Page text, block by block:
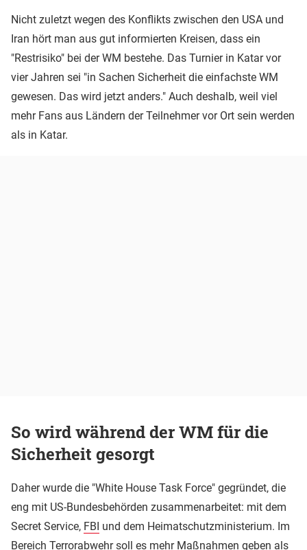
Nicht zuletzt wegen des Konflikts zwischen den USA und
Iran hört man aus gut informierten Kreisen, dass ein
"Restrisiko" bei der WM bestehe. Das Turnier in Katar vor
vier Jahren sei "in Sachen Sicherheit die einfachste WM
gewesen. Das wird jetzt anders." Auch deshalb, weil viel
mehr Fans aus Ländern der Teilnehmer vor Ort sein werden
als in Katar.
So wird während der WM für die
Sicherheit gesorgt
Daher wurde die "White House Task Force" gegründet, die
eng mit US-Bundesbehörden zusammenarbeitet: mit dem
Secret Service, FBI und dem Heimatschutzministerium. Im
Bereich Terrorabwehr soll es mehr Maßnahmen geben als